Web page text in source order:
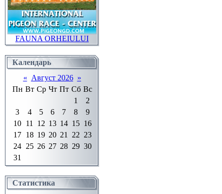
FAUNA ORHEIULUI
Календарь
« Август 2026 »
Пн Вт Ср Чт Пт Сб Вс
1
2
3
4 5 6 7 8
9
10 11 12 13 14 15 16
17 18 19 20 21 22 23
24 25 26 27 28 29 30
31
Статистика